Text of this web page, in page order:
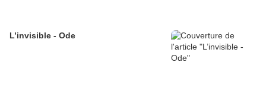
L’invisible - Ode